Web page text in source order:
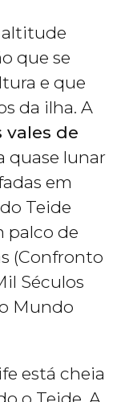
altitude
que se
e que
da ilha. A
vales de
quase lunar
em
Teide
palco de
(Confronto
Séculos
Mundo
está cheia